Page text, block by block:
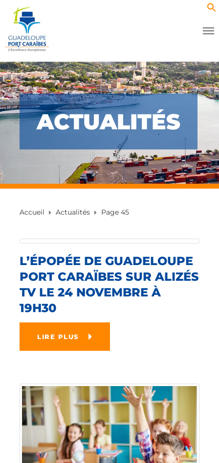
ACTUALITÉS
Accueil Actualités Page 45
L’ÉPOPÉE DE GUADELOUPE
PORT CARAÏBES SUR ALIZÉS
TV LE 24 NOVEMBRE À
19H30
LIRE PLUS